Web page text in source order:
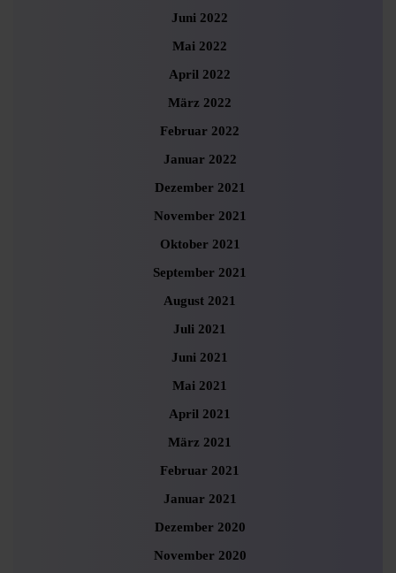
Juni 2022
Mai 2022
April 2022
März 2022
Februar 2022
Januar 2022
Dezember 2021
November 2021
Oktober 2021
September 2021
August 2021
Juli 2021
Juni 2021
Mai 2021
April 2021
März 2021
Februar 2021
Januar 2021
Dezember 2020
November 2020